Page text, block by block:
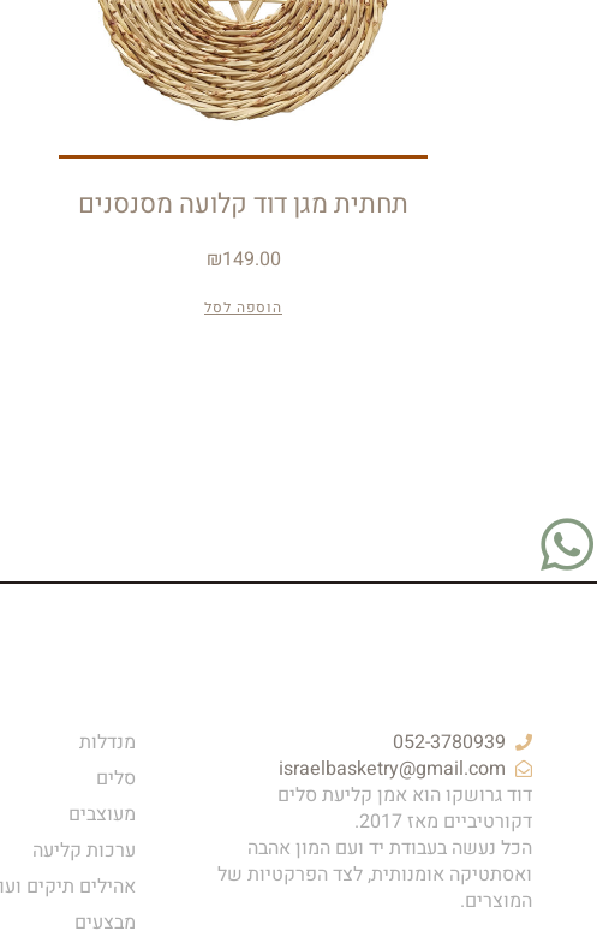
תחתית מגן דוד קלועה מסנסנים
₪149.00
הוספה לסל
052-3780939
israelbasketry@gmail.com
דוד גרושקו הוא אמן קליעת סלים
דקורטיביים מאז 2017.
הכל נעשה בעבודת יד ועם המון אהבה
ואסתטיקה אומנותית, לצד הפרקטיות של
המוצרים.
מנדלות
סלים
מעוצבים
ערכות קליעה
אהילים תיקים
מבצעים